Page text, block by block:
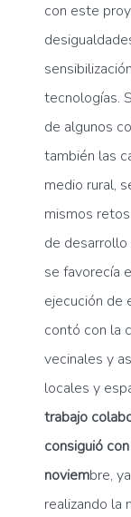
con este
tecnologías.
de algunos
también las
medio rural,
mismos
de desarrollo
se favorecía
ejecución de
contó con la
vecinales y
locales y
trabajo
consiguió
noviembre,
realizando la